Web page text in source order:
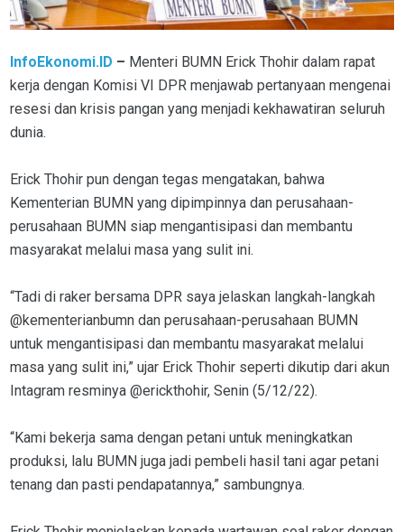
InfoEkonomi.ID – Menteri BUMN Erick Thohir dalam rapat
kerja dengan Komisi VI DPR menjawab pertanyaan mengenai
resesi dan krisis pangan yang menjadi kekhawatiran seluruh
dunia.
Erick Thohir pun dengan tegas mengatakan, bahwa
Kementerian BUMN yang dipimpinnya dan perusahaan-
perusahaan BUMN siap mengantisipasi dan membantu
masyarakat melalui masa yang sulit ini.
“Tadi di raker bersama DPR saya jelaskan langkah-langkah
@kementerianbumn dan perusahaan-perusahaan BUMN
untuk mengantisipasi dan membantu masyarakat melalui
masa yang sulit ini,” ujar Erick Thohir seperti dikutip dari akun
Intagram resminya @erickthohir, Senin (5/12/22).
“Kami bekerja sama dengan petani untuk meningkatkan
produksi, lalu BUMN juga jadi pembeli hasil tani agar petani
tenang dan pasti pendapatannya,” sambungnya.